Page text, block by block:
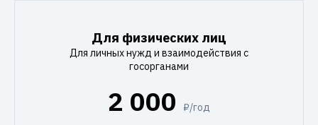
Для физических лиц
Для личных нужд и взаимодействия с
госорганами
2 000 ₽/год